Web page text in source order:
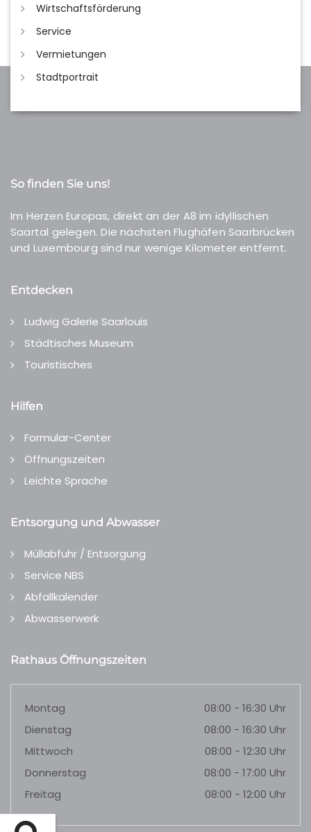
Wirtschaftsförderung
Service
Vermietungen
Stadtportrait
So finden Sie uns!
Im Herzen Europas, direkt an der A8 im idyllischen
Saartal gelegen. Die nächsten Flughäfen Saarbrücken
und Luxembourg sind nur wenige Kilometer entfernt.
Entdecken
Ludwig Galerie Saarlouis
Städtisches Museum
Touristisches
Hilfen
Formular-Center
Öffnungszeiten
Leichte Sprache
Entsorgung und Abwasser
Müllabfuhr / Entsorgung
Service NBS
Abfallkalender
Abwasserwerk
Rathaus Öffnungszeiten
Montag
08:00 - 16:30 Uhr
Dienstag
08:00 - 16:30 Uhr
Mittwoch
08:00 - 12:30 Uhr
Donnerstag
08:00 - 17:00 Uhr
Freitag
08:00 - 12:00 Uhr